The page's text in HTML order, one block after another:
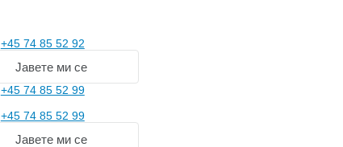
+45 74 85 52 92
Јавете ми се
+45 74 85 52 99
+45 74 85 52 99
Јавете ми се